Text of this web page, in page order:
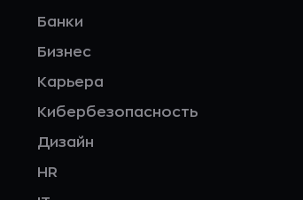
Банки
Бизнес
Карьера
Кибербезопасность
Дизайн
HR